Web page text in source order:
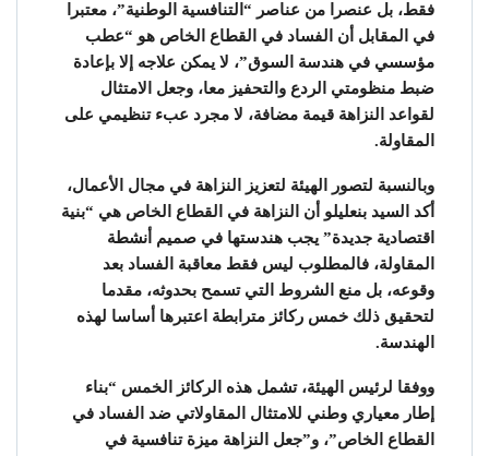
فقط، بل عنصرا من عناصر “التنافسية الوطنية”، معتبرا
في المقابل أن الفساد في القطاع الخاص هو “عطب
مؤسسي في هندسة السوق”، لا يمكن علاجه إلا بإعادة
ضبط منظومتي الردع والتحفيز معا، وجعل الامتثال
لقواعد النزاهة قيمة مضافة، لا مجرد عبء تنظيمي على
المقاولة.
وبالنسبة لتصور الهيئة لتعزيز النزاهة في مجال الأعمال،
أكد السيد بنعليلو أن النزاهة في القطاع الخاص هي “بنية
اقتصادية جديدة” يجب هندستها في صميم أنشطة
المقاولة، فالمطلوب ليس فقط معاقبة الفساد بعد
وقوعه، بل منع الشروط التي تسمح بحدوثه، مقدما
لتحقيق ذلك خمس ركائز مترابطة اعتبرها أساسا لهذه
الهندسة.
ووفقا لرئيس الهيئة، تشمل هذه الركائز الخمس “بناء
إطار معياري وطني للامتثال المقاولاتي ضد الفساد في
القطاع الخاص”، و”جعل النزاهة ميزة تنافسية في